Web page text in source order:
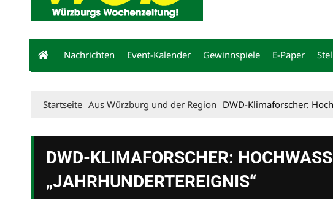
Nachrichten Event-Kalender Gewinnspiele E-Paper
Startseite Aus Würzburg und der Region DWD-Klimaforscher:
DWD-KLIMAFORSCHER:
„JAHRHUNDERTEREIGNIS“